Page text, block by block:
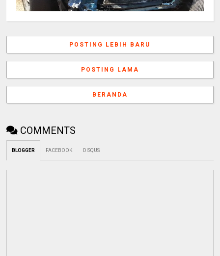
POSTING LEBIH BARU
POSTING LAMA
BERANDA
COMMENTS
BLOGGER FACEBOOK DISQUS